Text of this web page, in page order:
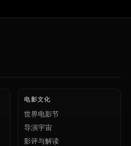
电影文化
世界电影节
导演宇宙
影评与解读